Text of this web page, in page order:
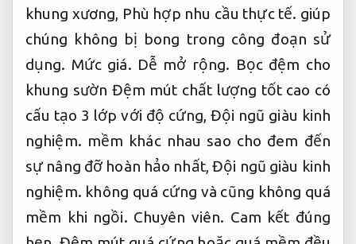
khung xương, Phù hợp nhu cầu thực tế. giúp
chúng không bị bong trong công đoạn sử
dụng. Mức giá. Dễ mở rộng. Bọc đệm cho
khung sườn Đệm mút chất lượng tốt cao có
cấu tạo 3 lớp với độ cứng,Đội ngũ giàu kinh
nghiệm. mềm khác nhau sao cho đem đến
sự nâng đỡ hoàn hảo nhất,Đội ngũ giàu kinh
nghiệm. không quá cứng và cũng không quá
mềm khi ngồi. Chuyên viên. Cam kết đúng